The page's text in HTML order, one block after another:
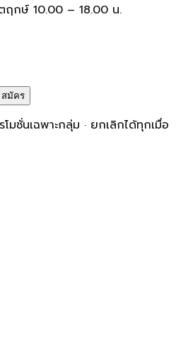
ฤกษ์ 10.00 – 18.00 น.
สมัคร
โมชั่นเฉพาะกลุ่ม · ยกเลิกได้ทุกเมื่อ